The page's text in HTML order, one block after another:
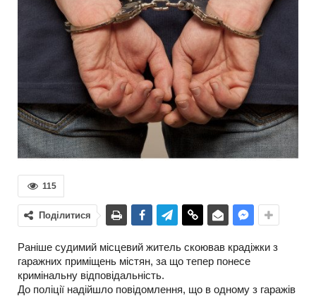
115
Поділитися
Раніше судимий місцевий житель скоював крадіжки з
гаражних приміщень містян, за що тепер понесе
кримінальну відповідальність.
До поліції надійшло повідомлення, що в одному з гаражів